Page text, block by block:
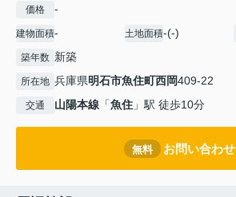
価格 -
建物面積- 土地面積-(-)
築年数 新築
所在地 兵庫県明石市魚住町西岡409-22
交通 山陽本線 「魚住 」駅 徒歩10分
無料 お問い合わせ